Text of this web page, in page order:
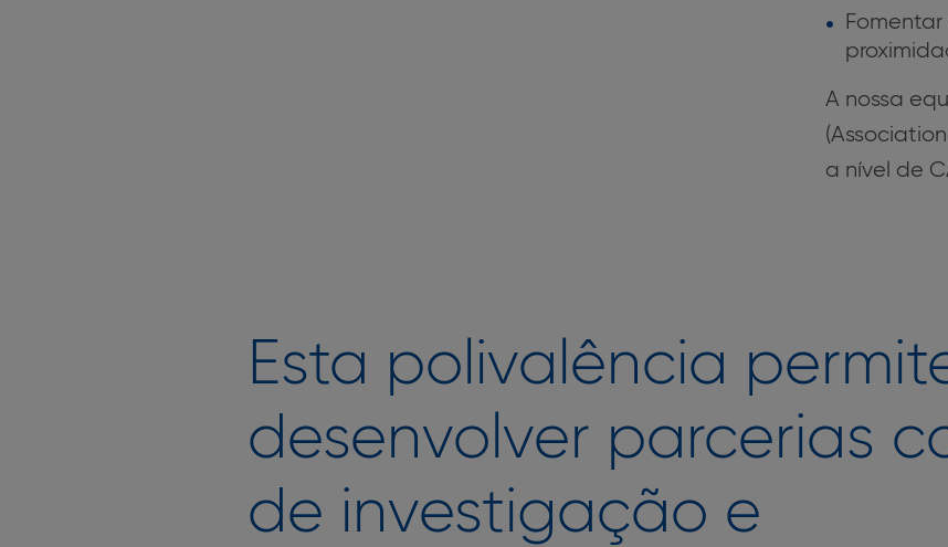
A nossa
a nível de
Esta polivalência
desenvolver parcerias
de investigação e